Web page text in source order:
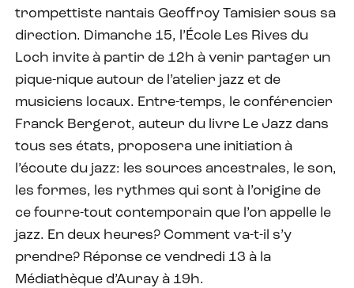
trompettiste nantais Geoffroy Tamisier sous sa
direction. Dimanche 15, l’École Les Rives du
Loch invite à partir de 12h à venir partager un
pique-nique autour de l’atelier jazz et de
musiciens locaux. Entre-temps, le conférencier
Franck Bergerot, auteur du livre Le Jazz dans
tous ses états, proposera une initiation à
l’écoute du jazz: les sources ancestrales, le son,
les formes, les rythmes qui sont à l’origine de
ce fourre-tout contemporain que l’on appelle le
jazz. En deux heures? Comment va-t-il s’y
prendre? Réponse ce vendredi 13 à la
Médiathèque d’Auray à 19h.